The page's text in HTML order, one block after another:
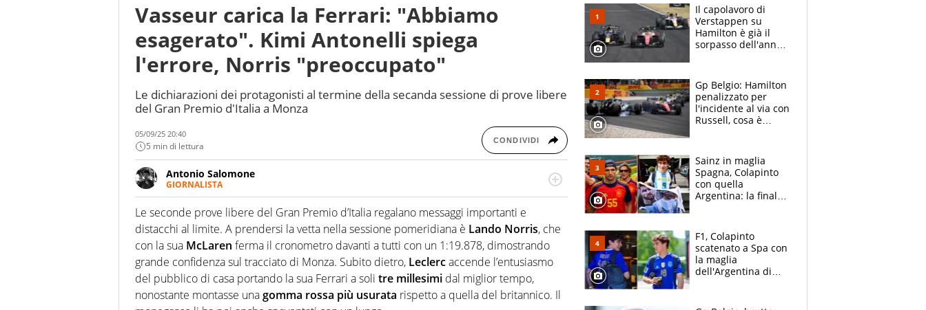
Vasseur carica la Ferrari: "Abbiamo
esagerato". Kimi Antonelli spiega
l'errore, Norris "preoccupato"
Le dichiarazioni dei protagonisti al termine della secanda sessione di prove libere
del Gran Premio d'Italia a Monza
05/09/25 20:40
5 min di lettura CONDIVIDI
Antonio Salomone
GIORNALISTA
Giornalista pubblicista. Lo affascinano, da sempre, le categorie minori e i talenti in
erba. Ha fiuto per la notizia e per gli emergenti. Calcio, basket, motori: ci pensa lui
Le seconde prove libere del Gran Premio d’Italia regalano messaggi importanti e
distacchi al limite. A prendersi la vetta nella sessione pomeridiana è Lando Norris, che
con la sua McLaren ferma il cronometro davanti a tutti con un 1:19.878, dimostrando
grande confidenza sul tracciato di Monza. Subito dietro, Leclercaccende l’entusiasmo
del pubblico di casa portando la sua Ferrari a soli tre millesimi dal miglior tempo,
nonostante montasse unagomma rossa più usurata rispetto a quella del britannico. Il
Il capolavoro di
Verstappen su
Hamilton è già il
sorpasso dell'anno:
2021
Gp Belgio: Hamilton
penalizzato per
l'incidente al via con
Russell, cosa è
Sainz in maglia
Spagna, Colapinto
con quella
Argentina: la finale
vede l'ora
F1, Colapinto
scatenato a Spa con
la maglia
dell'Argentina di
le parolacce"